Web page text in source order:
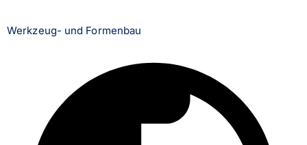
Werkzeug- und Formenbau